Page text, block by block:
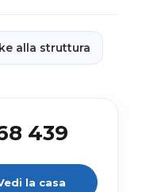
alla struttura
439
la casa